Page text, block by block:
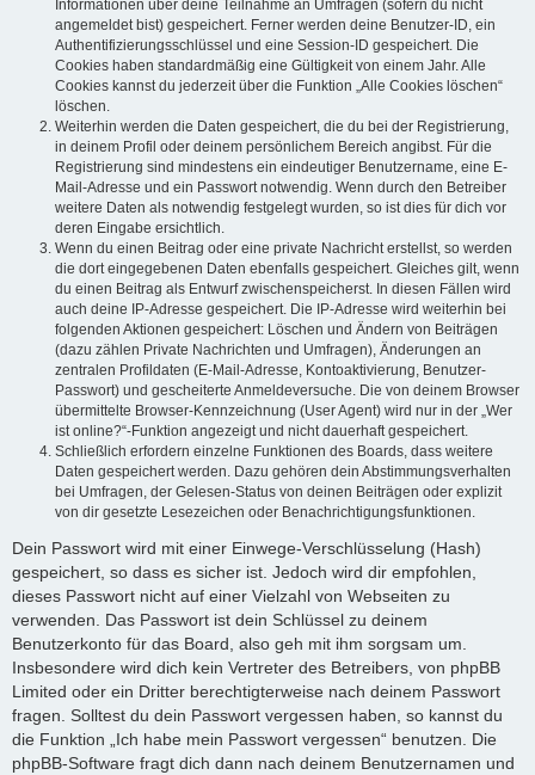
Informationen über deine Teilnahme an Umfragen (sofern du nicht
angemeldet bist) gespeichert. Ferner werden deine Benutzer-ID, ein
Authentifizierungsschlüssel und eine Session-ID gespeichert. Die
Cookies haben standardmäßig eine Gültigkeit von einem Jahr. Alle
Cookies kannst du jederzeit über die Funktion „Alle Cookies löschen“
löschen.
Weiterhin werden die Daten gespeichert, die du bei der Registrierung,
in deinem Profil oder deinem persönlichem Bereich angibst. Für die
Registrierung sind mindestens ein eindeutiger Benutzername, eine E-
Mail-Adresse und ein Passwort notwendig. Wenn durch den Betreiber
weitere Daten als notwendig festgelegt wurden, so ist dies für dich vor
deren Eingabe ersichtlich.
Wenn du einen Beitrag oder eine private Nachricht erstellst, so werden
die dort eingegebenen Daten ebenfalls gespeichert. Gleiches gilt, wenn
du einen Beitrag als Entwurf zwischenspeicherst. In diesen Fällen wird
auch deine IP-Adresse gespeichert. Die IP-Adresse wird weiterhin bei
folgenden Aktionen gespeichert: Löschen und Ändern von Beiträgen
(dazu zählen Private Nachrichten und Umfragen), Änderungen an
zentralen Profildaten (E-Mail-Adresse, Kontoaktivierung, Benutzer-
Passwort) und gescheiterte Anmeldeversuche. Die von deinem Browser
übermittelte Browser-Kennzeichnung (User Agent) wird nur in der „Wer
ist online?“-Funktion angezeigt und nicht dauerhaft gespeichert.
Schließlich erfordern einzelne Funktionen des Boards, dass weitere
Daten gespeichert werden. Dazu gehören dein Abstimmungsverhalten
bei Umfragen, der Gelesen-Status von deinen Beiträgen oder explizit
von dir gesetzte Lesezeichen oder Benachrichtigungsfunktionen.
Dein Passwort wird mit einer Einwege-Verschlüsselung (Hash)
gespeichert, so dass es sicher ist. Jedoch wird dir empfohlen,
dieses Passwort nicht auf einer Vielzahl von Webseiten zu
verwenden. Das Passwort ist dein Schlüssel zu deinem
Benutzerkonto für das Board, also geh mit ihm sorgsam um.
Insbesondere wird dich kein Vertreter des Betreibers, von phpBB
Limited oder ein Dritter berechtigterweise nach deinem Passwort
fragen. Solltest du dein Passwort vergessen haben, so kannst du
die Funktion „Ich habe mein Passwort vergessen“ benutzen. Die
phpBB-Software fragt dich dann nach deinem Benutzernamen und